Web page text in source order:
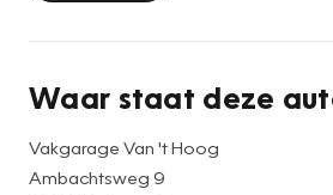
Waar staat deze
Vakgarage Van 't Hoog
Ambachtsweg 9